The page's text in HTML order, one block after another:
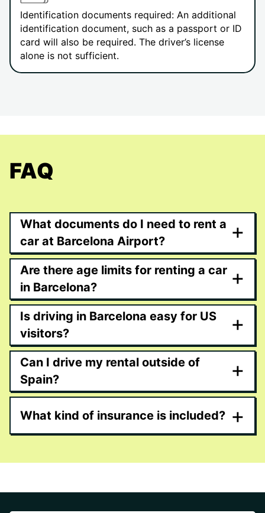
Identification documents required: An additional
identification document, such as a passport or ID
card will also be required. The driver’s license
alone is not sufficient.
FAQ
What documents do I need to rent a
car at Barcelona Airport?
+
Are there age limits for renting a car
in Barcelona?
+
Is driving in Barcelona easy for US
visitors?
+
Can I drive my rental outside of
Spain?
+
What kind of insurance is included? +